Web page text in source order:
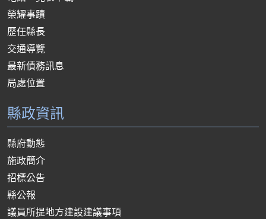
榮耀事蹟
歷任縣長
交通導覽
最新債務訊息
局處位置
縣政資訊
縣府動態
施政簡介
招標公告
縣公報
議員所提地方建設建議事項